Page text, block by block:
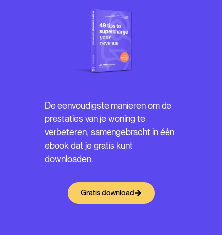
De eenvoudigste manieren om de
prestaties van je woning te
verbeteren, samengebracht in één
ebook dat je gratis kunt
downloaden.
Gratis download